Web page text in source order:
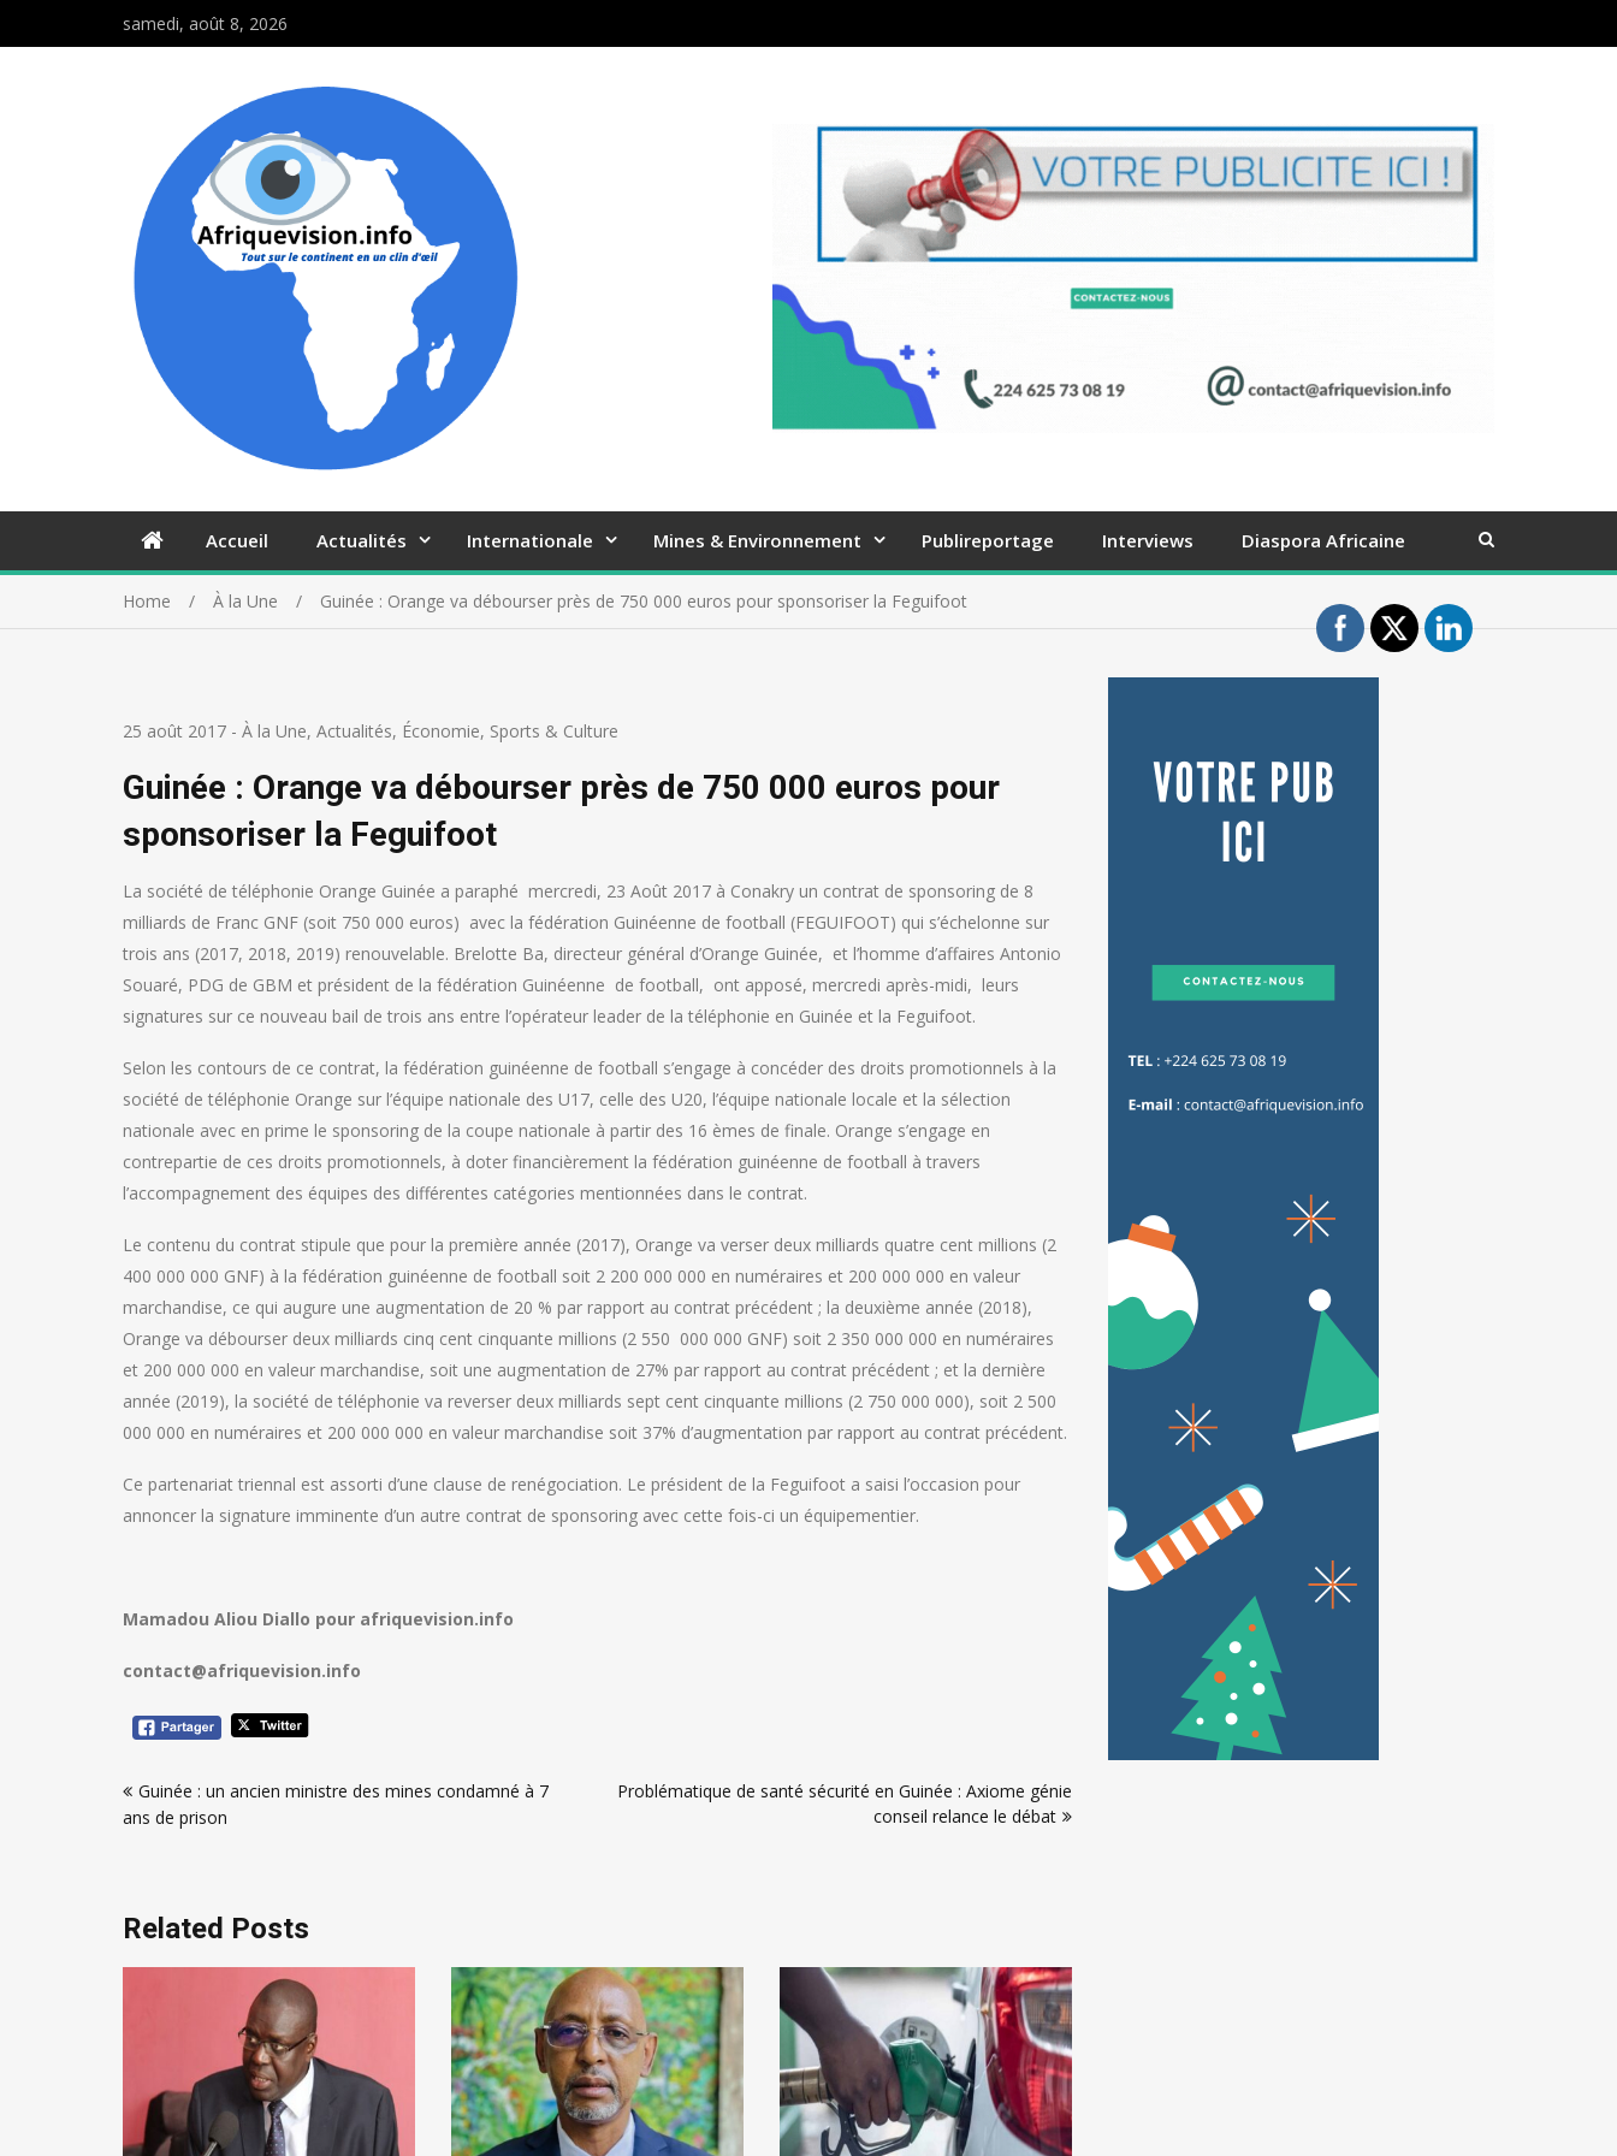
samedi, août 8, 2026
Accueil Actualités Internationale Mines & Environnement Publireportage Interviews Diaspora Africaine
Home À la Une Guinée : Orange va débourser près de 750 000 euros pour sponsoriser la Feguifoot
25 août 2017 - À la Une, Actualités, Économie, Sports & Culture
Guinée : Orange va débourser près de 750 000 euros pour
sponsoriser la Feguifoot
La société de téléphonie Orange Guinée a paraphé mercredi, 23 Août 2017 à Conakry un contrat de sponsoring de 8
milliards de Franc GNF (soit 750 000 euros) avec la fédération Guinéenne de football (FEGUIFOOT) qui s’échelonne sur
trois ans (2017, 2018, 2019) renouvelable. Brelotte Ba, directeur général d’Orange Guinée, et l’homme d’affaires Antonio
Souaré, PDG de GBM et président de la fédération Guinéenne de football, ont apposé, mercredi après-midi, leurs
signatures sur ce nouveau bail de trois ans entre l’opérateur leader de la téléphonie en Guinée et la Feguifoot.
Selon les contours de ce contrat, la fédération guinéenne de football s’engage à concéder des droits promotionnels à la
société de téléphonie Orange sur l’équipe nationale des U17, celle des U20, l’équipe nationale locale et la sélection
nationale avec en prime le sponsoring de la coupe nationale à partir des 16 èmes de finale. Orange s’engage en
contrepartie de ces droits promotionnels, à doter financièrement la fédération guinéenne de football à travers
l’accompagnement des équipes des différentes catégories mentionnées dans le contrat.
Le contenu du contrat stipule que pour la première année (2017), Orange va verser deux milliards quatre cent millions (2
400 000 000 GNF) à la fédération guinéenne de football soit 2 200 000 000 en numéraires et 200 000 000 en valeur
marchandise, ce qui augure une augmentation de 20 % par rapport au contrat précédent ; la deuxième année (2018),
Orange va débourser deux milliards cinq cent cinquante millions (2 550 000 000 GNF) soit 2 350 000 000 en numéraires
et 200 000 000 en valeur marchandise, soit une augmentation de 27% par rapport au contrat précédent ; et la dernière
année (2019), la société de téléphonie va reverser deux milliards sept cent cinquante millions (2 750 000 000), soit 2 500
000 000 en numéraires et 200 000 000 en valeur marchandise soit 37% d’augmentation par rapport au contrat précédent.
Ce partenariat triennal est assorti d’une clause de renégociation. Le président de la Feguifoot a saisi l’occasion pour
annoncer la signature imminente d’un autre contrat de sponsoring avec cette fois-ci un équipementier.
Mamadou Aliou Diallo pour afriquevision.info
contact@afriquevision.info
deGuinée : un ancien ministre des mines condamné à 7
ans de prison
Problématique de santé sécurité en Guinée : Axiome génie
conseil relance le débat
Related Posts